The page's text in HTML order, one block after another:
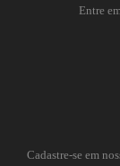
Entre
Cadastre-se em